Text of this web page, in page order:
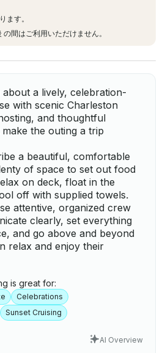
ます。
間はご利用いただけません。
a lively, celebration-
with scenic Charleston
and thoughtful
the outing a trip
a beautiful, comfortable
of space to set out food
on deck, float in the
off with supplied towels.
attentive, organized crew
clearly, set everything
and go above and beyond
relax and enjoy their
is great for:
Celebrations
Sunset Cruising
AI Overview